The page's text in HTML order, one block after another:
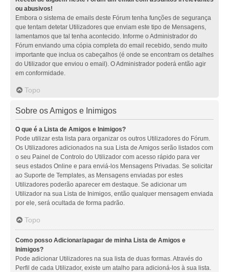
ou abusivos!
Embora o sistema de emails deste Fórum tenha funções de segurança
que tentam detetar Utilizadores que enviam este tipo de Mensagens,
lamentamos que tal tenha acontecido. Informe o Administrador do
Fórum enviando uma cópia completa do email recebido, sendo muito
importante que inclua os cabeçalhos (é onde se encontram os detalhes
do Utilizador que enviou o email). O Administrador poderá então agir
em conformidade.
Topo
Sobre os Amigos e Inimigos
O que é a Lista de Amigos e Inimigos?
Pode utilizar esta lista para organizar os outros Utilizadores do Fórum.
Os Utilizadores adicionados na sua Lista de Amigos serão listados com
o seu Painel de Controlo do Utilizador com acesso rápido para ver
seus estados Online e para enviá-los Mensagens Privadas. Se solicitar
ao Suporte de Templates, as Mensagens enviadas por estes
Utilizadores poderão aparecer em destaque. Se adicionar um
Utilizador na sua Lista de Inimigos, então qualquer mensagem enviada
por ele, será ocultada de forma padrão.
Topo
Como posso Adicionar/apagar de minha Lista de Amigos e
Inimigos?
Pode adicionar Utilizadores na sua lista de duas formas. Através do
Perfil de cada Utilizador, existe um atalho para adicioná-los à sua lista.